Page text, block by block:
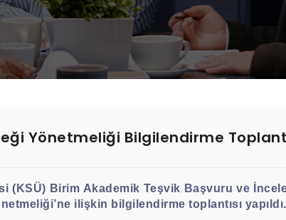
Yönetmeliği Bilgilendirme
(KSÜ) Birim Akademik Teşvik Başvuru ve
ilişkin bilgilendirme toplantısı yapıldı.